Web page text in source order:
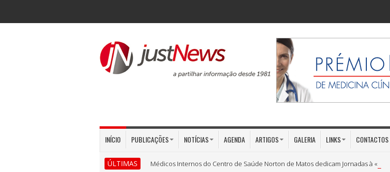
INÍCIO PUBLICAÇÕES NOTÍCIAS AGENDA ARTIGOS GALERIA LINKS CONTACTOS
ÚLTIMAS Médicos Internos do Centro de Saúde Norton de Matos dedicam Jornadas à